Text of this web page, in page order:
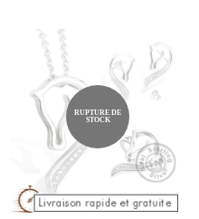
RUPTURE DE
STOCK